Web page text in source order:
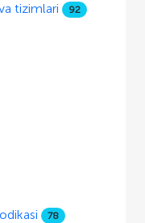
tizimlari 92
78